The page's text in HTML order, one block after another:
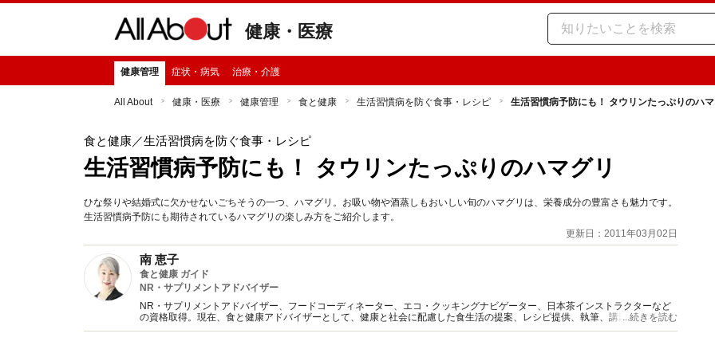
健康・医療
健康管理 症状・病気 治療・介護
All About 健康・医療 健康管理 食と健康 生活習慣病を防ぐ食事・レシピ 生活習慣病予防にも！ タウリンたっぷりのハ
食と健康／生活習慣病を防ぐ食事・レシピ
生活習慣病予防にも！ タウリンたっぷりのハマグリ
ひな祭りや結婚式に欠かせないごちそうの一つ、ハマグリ。お吸い物や酒蒸しもおいしい旬のハマグリは、栄養成分の豊富さも魅力です。
生活習慣病予防にも期待されているハマグリの楽しみ方をご紹介します。
更新日：2011年03月02日
南 恵子
食と健康 ガイド
NR・サプリメントアドバイザー
NR・サプリメントアドバイザー、フードコーディネーター、エコ・クッキングナビゲーター、日本茶インストラクターなど
の資格取得。現在、食と健康アドバイザーとして、健康と社会に配慮した食生活の提案、レシピ提供、執筆、講演等を中心に
活動。毎日の健康管理に欠かせない食に関する豊富な情報を発信していきます。
...続きを読む